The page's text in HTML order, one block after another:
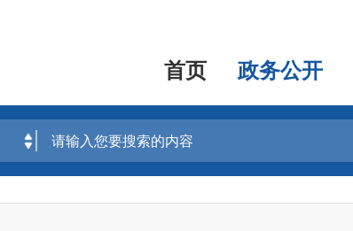
首页 政务公开